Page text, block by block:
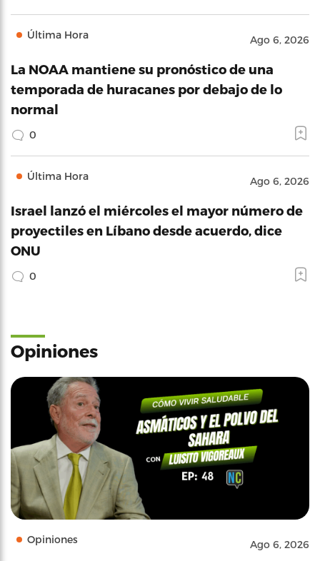
Última Hora Ago 6, 2026
La NOAA mantiene su pronóstico de una
temporada de huracanes por debajo de lo
normal
0
Última Hora Ago 6, 2026
Israel lanzó el miércoles el mayor número de
proyectiles en Líbano desde acuerdo, dice
ONU
0
Opiniones
Opiniones Ago 6, 2026